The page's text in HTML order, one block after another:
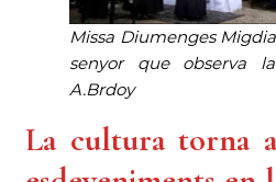
Missa Diumenges
senyor que observa
A.Brdoy
La cultura torna